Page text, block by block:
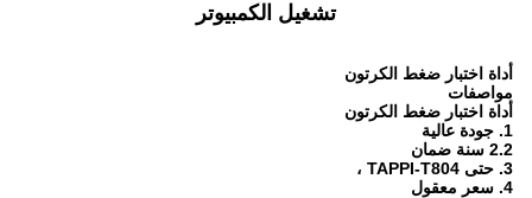
تشغيل الكمبيوتر
أداة اختبار ضغط الكرتون
مواصفات
أداة اختبار ضغط الكرتون
1. جودة عالية
2.2 سنة ضمان
3. حتى TAPPI-T804 ،
4. سعر معقول